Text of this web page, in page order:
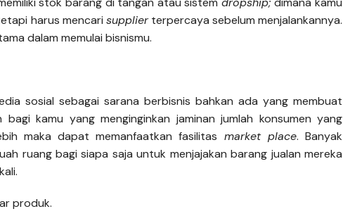
harus mencari supplierterpercaya sebelum menjalankannya.
dalam memulai bisnismu.
sosial sebagai sarana berbisnis bahkan ada yang membuat
kamu yang menginginkan jaminan jumlah konsumen yang
maka dapat memanfaatkan fasilitas market place. Banyak
ruang bagi siapa saja untuk menjajakan barang jualan mereka
produk.